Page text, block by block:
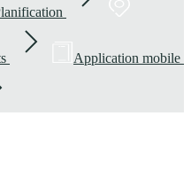
Application mobile